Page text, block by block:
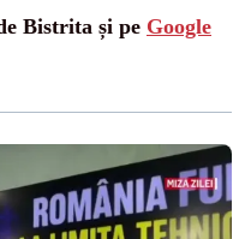
Bistrita și pe Google